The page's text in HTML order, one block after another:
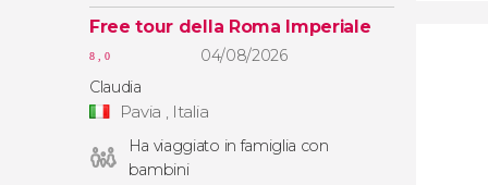
Free tour della Roma Imperiale
8,0
04/08/2026
Claudia
Pavia , Italia
Ha viaggiato in famiglia con
bambini